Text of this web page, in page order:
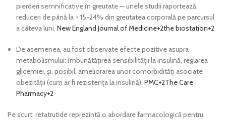
pierderi semnificative în greutate — unele studii raportează
reduceri de până la ~ 15-24% din greutatea corporală pe parcursul
a câteva luni. New England Journal of Medicine+2the biostation+2
De asemenea, au fost observate efecte pozitive asupra
metabolismului: îmbunătățirea sensibilității la insulină, reglarea
glicemiei, și, posibil, ameliorarea unor comorbidități asociate
obezității (cum ar fi rezistența la insulină). PMC+2The Care
Pharmacy+2
Pe scurt: retatrutide reprezintă o abordare farmacologică pentru